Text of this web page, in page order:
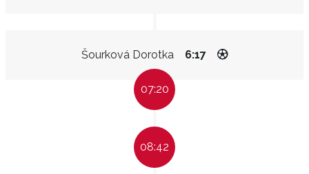
Šourková Dorotka 6:17
07:20
08:42